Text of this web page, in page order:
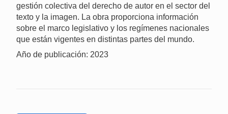
gestión colectiva del derecho de autor en el sector del
texto y la imagen. La obra proporciona información
sobre el marco legislativo y los regímenes nacionales
que están vigentes en distintas partes del mundo.
Año de publicación: 2023